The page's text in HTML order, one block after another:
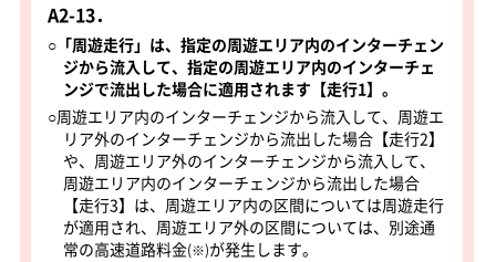
A2-13．
○ 「周遊走行」は、指定の周遊エリア内のインターチェン
ジから流入して、指定の周遊エリア内のインターチェ
ンジで流出した場合に適用されます【走行1】。
○周遊エリア内のインターチェンジから流入して、周遊エ
リア外のインターチェンジから流出した場合【走行2】
や、周遊エリア外のインターチェンジから流入して、
周遊エリア内のインターチェンジから流出した場合
【走行3】は、周遊エリア内の区間については周遊走行
が適用され、周遊エリア外の区間については、別途通
常の高速道路料金(※)が発生します。